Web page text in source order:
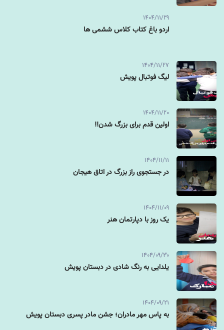
1404/11/29
اردو باغ کتاب کلاس ششمی ها
1404/11/27
لیگ فوتبال پویش
1404/11/20
اولین قدم برای بزرگ شدن!!
1404/11/11
در جستجوی راز بزرگ در اتاق هیجان
1404/11/09
یک روز با دپارتمان هنر
1404/09/30
یلدایی به رنگ شادی در دبستان پویش
1404/09/21
به پاس مهر مادران؛ جشن مادر پسری دبستان پویش